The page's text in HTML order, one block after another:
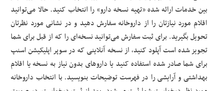
بین خدمات ارائه شده «تهیه نسخه دارو» را انتخاب کنید. حالا می‌توانید
اقلام مورد نیازتان را از داروخانه سفارش دهید و در نشانی مورد نظرتان
تحویل بگیرید. برای ثبت سفارش می‌توانید نسخه‌ای را که از قبل برای شما
تجویز شده است آپلود کنید، از نسخه آنلاینی که در سوپر اپلیکیشن اسنپ
برای شما صادر شده استفاده کنید یا داروهای بدون نیاز به نسخه یا اقلام
بهداشتی و آرایشی را در فهرست توضیحات بنویسید. با انتخاب داروخانه